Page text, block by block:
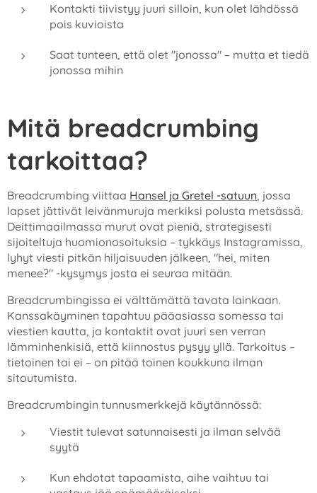
Kontakti tiivistyy juuri silloin, kun olet lähdössä
pois kuvioista
Saat tunteen, että olet "jonossa" – mutta et tiedä
jonossa mihin
Mitä breadcrumbing
tarkoittaa?
Breadcrumbing viittaa Hansel ja Gretel -satuun, jossa
lapset jättivät leivänmuruja merkiksi polusta metsässä.
Deittimaailmassa murut ovat pieniä, strategisesti
sijoiteltuja huomionosoituksia – tykkäys Instagramissa,
lyhyt viesti pitkän hiljaisuuden jälkeen, "hei, miten
menee?" -kysymys josta ei seuraa mitään.
Breadcrumbingissa ei välttämättä tavata lainkaan.
Kanssakäyminen tapahtuu pääasiassa somessa tai
viestien kautta, ja kontaktit ovat juuri sen verran
lämminhenkisiä, että kiinnostus pysyy yllä. Tarkoitus –
tietoinen tai ei – on pitää toinen koukkuna ilman
sitoutumista.
Breadcrumbingin tunnusmerkkejä käytännössä:
Viestit tulevat satunnaisesti ja ilman selvää
syytä
Kun ehdotat tapaamista, aihe vaihtuu tai